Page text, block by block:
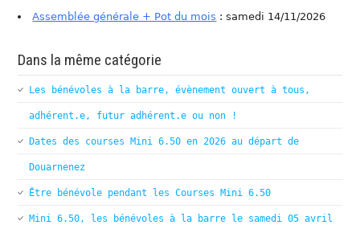
Assemblée générale + Pot du mois : samedi 14/11/2026
Dans la même catégorie
Les bénévoles à la barre, évènement ouvert à tous,
adhérent.e, futur adhérent.e ou non !
Dates des courses Mini 6.50 en 2026 au départ de
Douarnenez
Être bénévole pendant les Courses Mini 6.50
Mini 6.50, les bénévoles à la barre le samedi 05 avril